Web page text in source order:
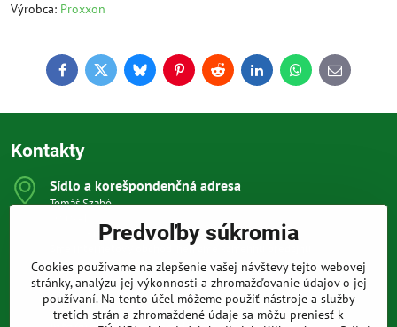
Výrobca: Proxxon
FacebookTwitterBlueskyPinterestReddit LinkedInWhatsApp
E-
mail
Kontakty
Sídlo a korešpondenčná adresa
Tomáš Szabó
851 03 Bratislava
Sme internetový obchod, nemáme kamennú predajňu.
0903 709 305
(08:00 - 20:00 vrátane víkendov a sviatkov)
Predvoľby súkromia
Cookies používame na zlepšenie vašej návštevy tejto webovej
stránky, analýzu jej výkonnosti a zhromažďovanie údajov o jej
používaní. Na tento účel môžeme použiť nástroje a služby
tretích strán a zhromaždené údaje sa môžu preniesť k